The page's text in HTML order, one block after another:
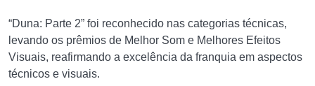
“Duna: Parte 2” foi reconhecido nas categorias técnicas,
levando os prêmios de Melhor Som e Melhores Efeitos
Visuais, reafirmando a excelência da franquia em aspectos
técnicos e visuais.